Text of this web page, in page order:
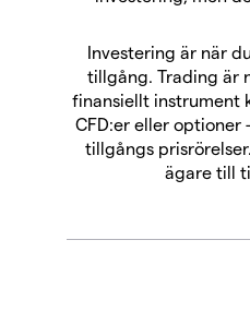
Investering är när
tillgång. Trading är
finansiellt instrument
CFD:er eller optioner
tillgångs
ägare till